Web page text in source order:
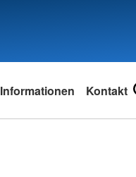
Informationen Kontakt